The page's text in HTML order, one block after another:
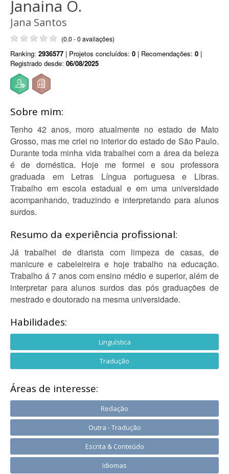
Janaina O.
Jana Santos
(0.0 - 0 avaliações)
Ranking: 2936577 | Projetos concluídos: 0 | Recomendações: 0 |
Registrado desde: 06/08/2025
Sobre mim:
Tenho 42 anos, moro atualmente no estado de Mato
Grosso, mas me criei no interior do estado de São Paulo.
Durante toda minha vida trabalhei com a área da beleza
é de doméstica. Hoje me formei e sou professora
graduada em Letras Língua portuguesa e Libras.
Trabalho em escola estadual e em uma universidade
acompanhando, traduzindo e interpretando para alunos
surdos.
Resumo da experiência profissional:
Já trabalhei de diarista com limpeza de casas, de
manicure e cabeleireira e hoje trabalho na educação.
Trabalho á 7 anos com ensino médio e superior, além de
interpretar para alunos surdos das pós graduações de
mestrado e doutorado na mesma universidade.
Habilidades:
Linguística
Tradução
Áreas de interesse:
Redação
Outra - Tradução
Escrita & Conteúdo
Idiomas